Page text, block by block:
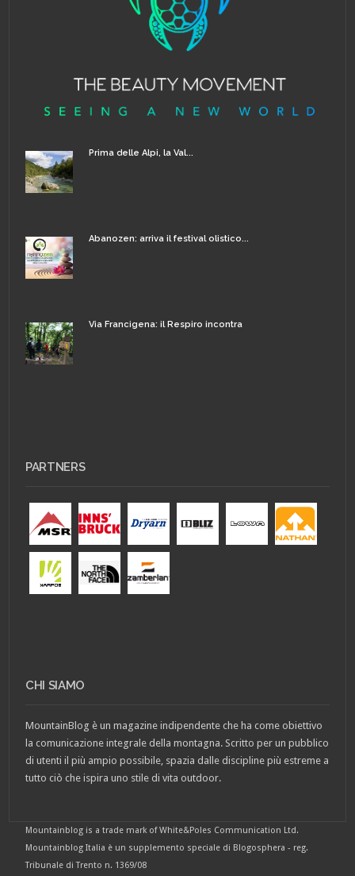
Prima delle Alpi, la Val...
Abanozen: arriva il festival olistico...
Via Francigena: il Respiro incontra
PARTNERS
CHI SIAMO
MountainBlog è un magazine indipendente che ha come obiettivo
la comunicazione integrale della montagna. Scritto per un pubblico
di utenti il più ampio possibile, spazia dalle discipline più estreme a
tutto ciò che ispira uno stile di vita outdoor.
Mountainblog is a trade mark of White&Poles Communication Ltd.
Mountainblog Italia è un supplemento speciale di Blogosphera - reg.
Tribunale di Trento n. 1369/08